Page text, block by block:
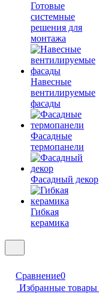
Готовые
системные
решения для
монтажа
Навесные
вентилируемые
фасады
Фасадные
термопанели
Фасадный декор
Гибкая
керамика
Сравнение0
Избранные товары